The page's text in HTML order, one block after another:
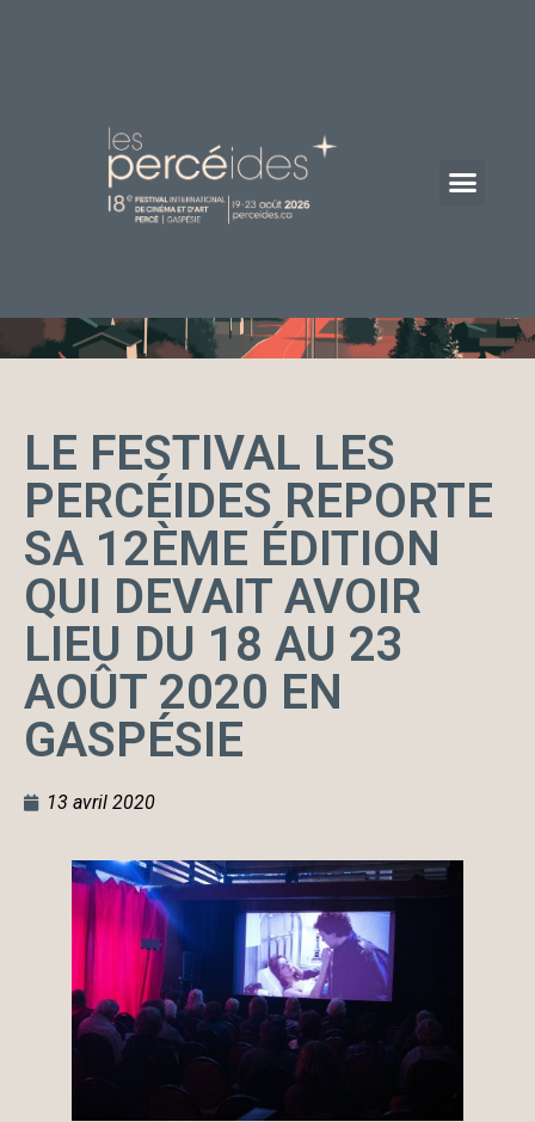
LE FESTIVAL LES
PERCÉIDES REPORTE
SA 12ÈME ÉDITION
QUI DEVAIT AVOIR
LIEU DU 18 AU 23
AOÛT 2020 EN
GASPÉSIE
13 avril 2020